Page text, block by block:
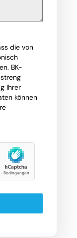
die von
BK-
Ihrer
können